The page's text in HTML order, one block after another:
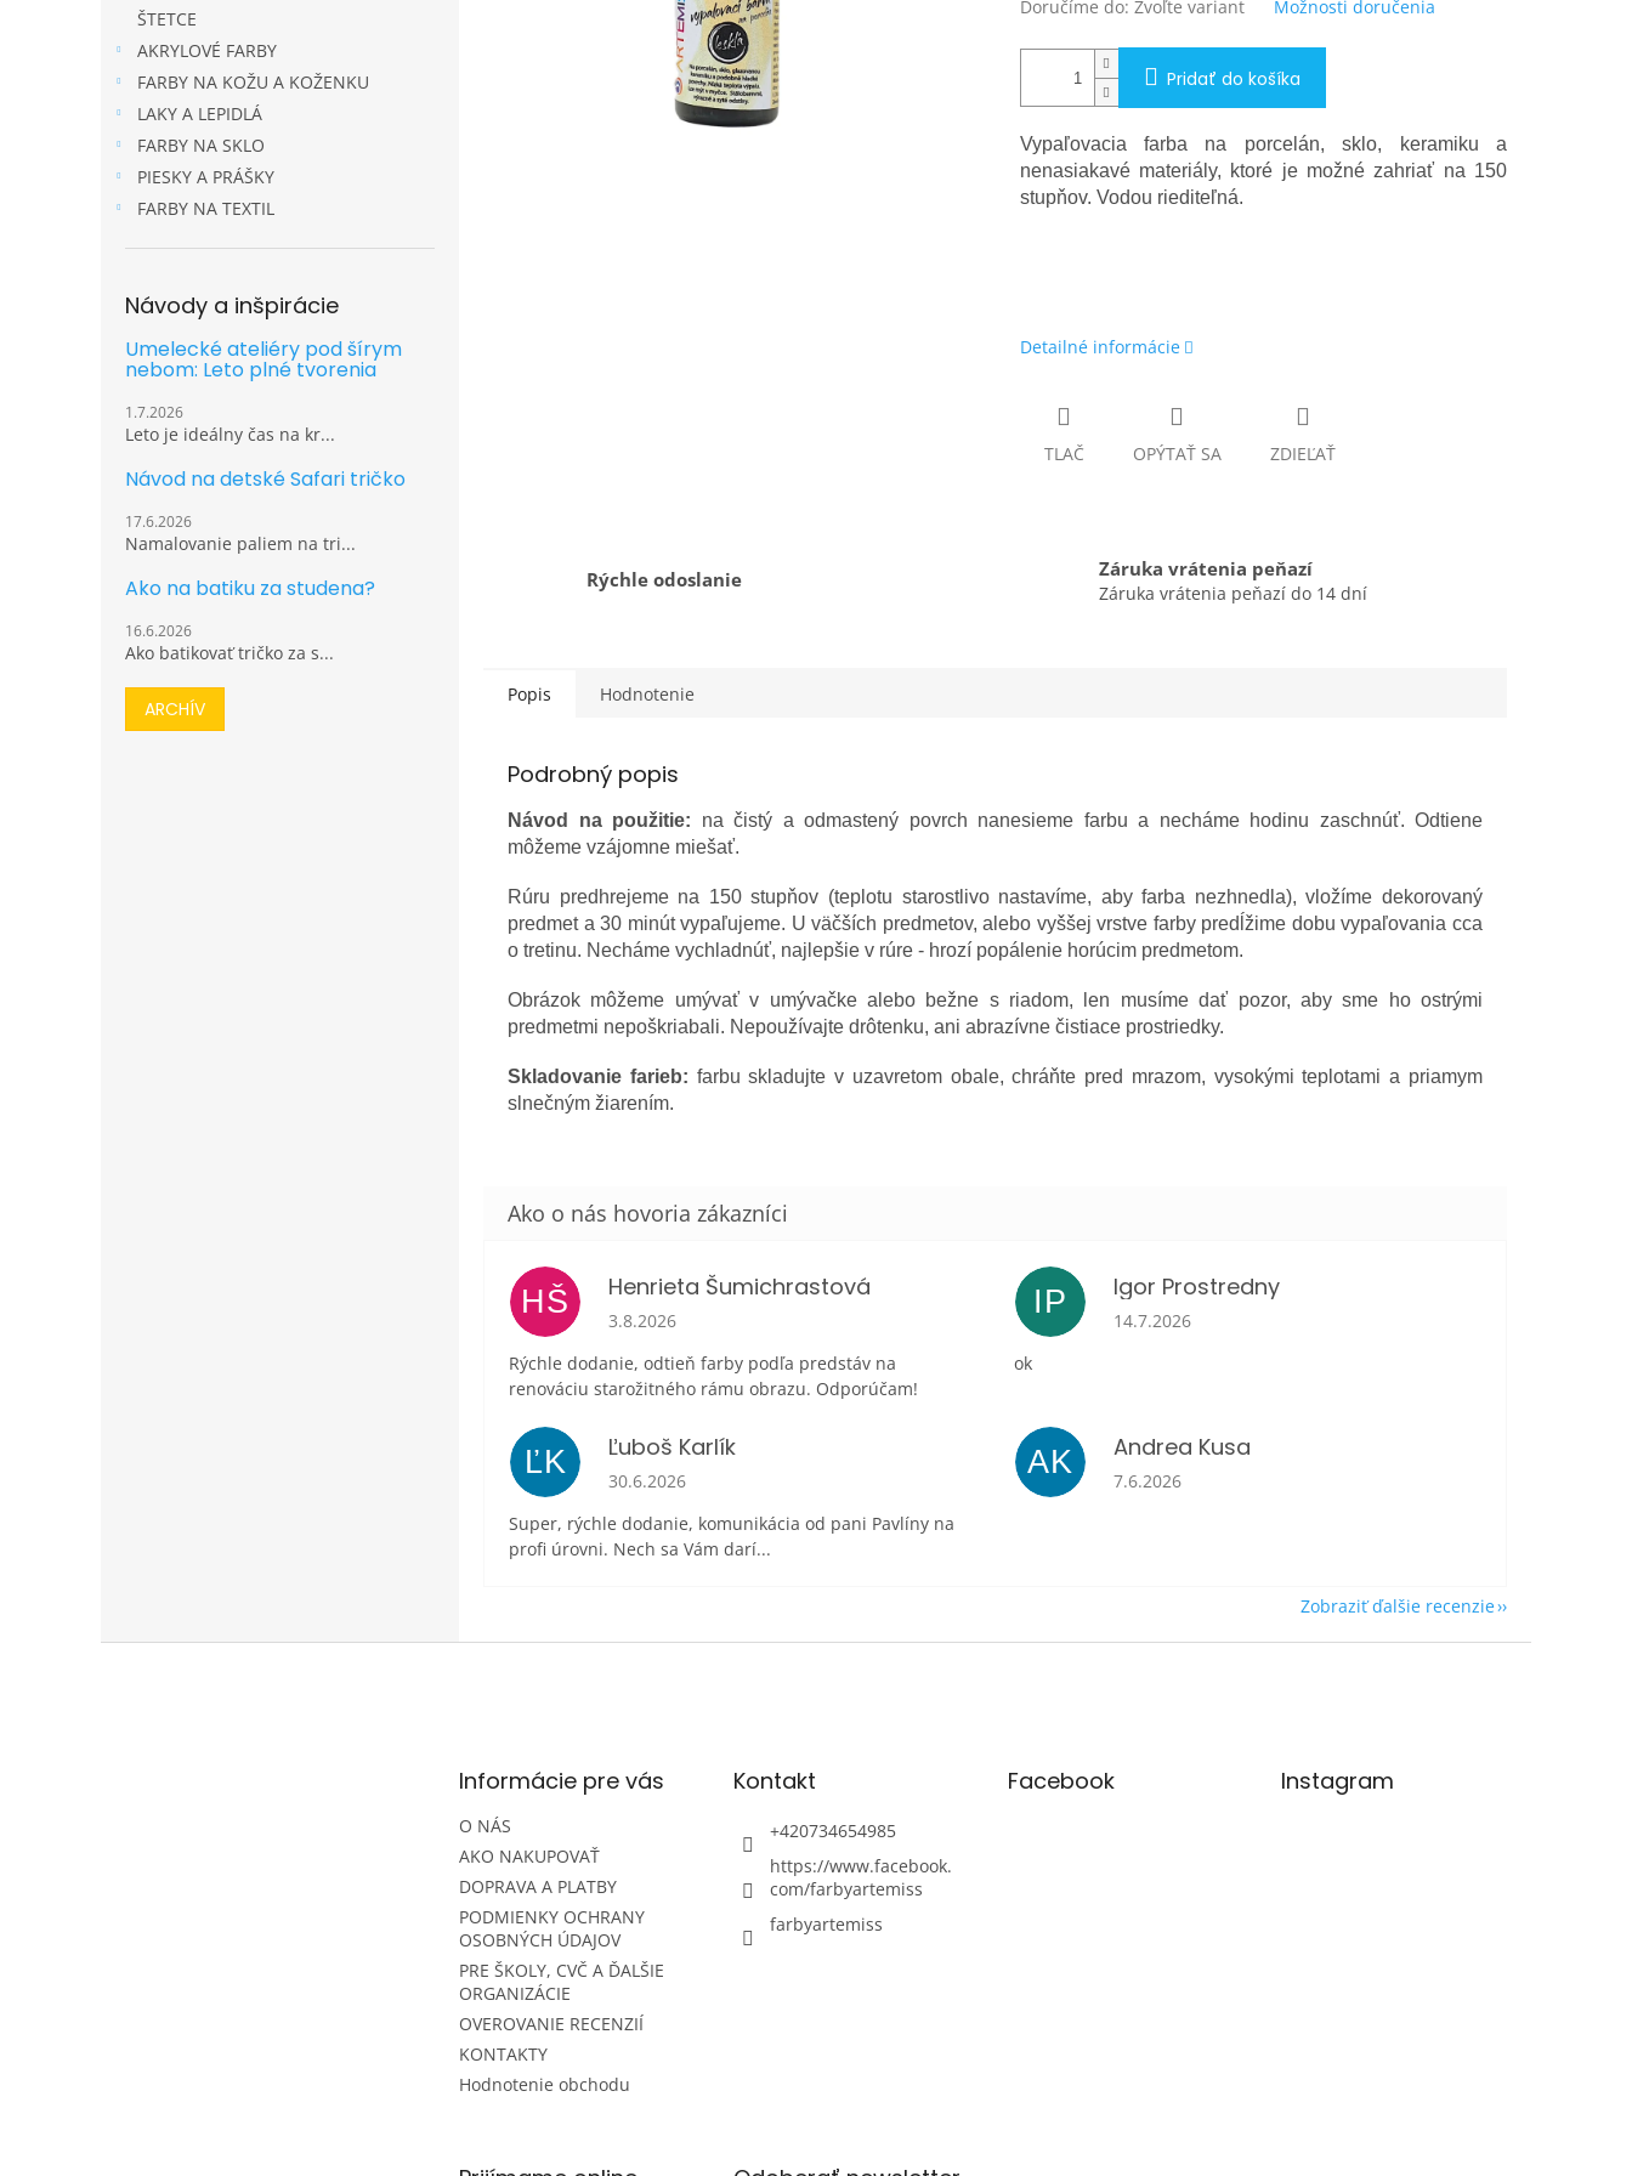
ŠTETCE
AKRYLOVÉ FARBY
FARBY NA KOŽU A KOŽENKU
LAKY A LEPIDLÁ
FARBY NA SKLO
PIESKY A PRÁŠKY
FARBY NA TEXTIL
Návody a inšpirácie
Umelecké ateliéry pod šírym
nebom: Leto plné tvorenia
1.7.2026
Leto je ideálny čas na kr...
Návod na detské Safari tričko
17.6.2026
Namalovanie paliem na tri...
Ako na batiku za studena?
16.6.2026
Ako batikovať tričko za s...
ARCHÍV
Doručíme do: Zvoľte variant Možnosti doručenia
Pridať do košíka
Vypaľovacia farba na porcelán, sklo, keramiku a
nenasiakavé materiály, ktoré je možné zahriať na 150
stupňov. Vodou riediteľná.
Detailné informácie
TLAČ OPÝTAŤ SA ZDIEĽAŤ
Rýchle odoslanie Záruka vrátenia peňazí
Záruka vrátenia peňazí do 14 dní
Popis Hodnotenie
Podrobný popis
Návod na použitie: na čistý a odmastený povrch nanesieme farbu a necháme hodinu zaschnúť. Odtiene
môžeme vzájomne miešať.
Rúru predhrejeme na 150 stupňov (teplotu starostlivo nastavíme, aby farba nezhnedla), vložíme dekorovaný
predmet a 30 minút vypaľujeme. U väčších predmetov, alebo vyššej vrstve farby predĺžime dobu vypaľovania cca
o tretinu. Necháme vychladnúť, najlepšie v rúre - hrozí popálenie horúcim predmetom.
Obrázok môžeme umývať v umývačke alebo bežne s riadom, len musíme dať pozor, aby sme ho ostrými
predmetmi nepoškriabali. Nepoužívajte drôtenku, ani abrazívne čistiace prostriedky.
Skladovanie farieb: farbu skladujte v uzavretom obale, chráňte pred mrazom, vysokými teplotami a priamym
slnečným žiarením.
HŠ Henrieta Šumichrastová
Hodnotenie obchodu je 5 z 5 hviezdičiek.
3.8.2026
Rýchle dodanie, odtieň farby podľa predstáv na
renováciu starožitného rámu obrazu. Odporúčam!
IP Igor Prostredny
Hodnotenie obchodu je 5 z 5 hviezdičiek.
14.7.2026
ok
ĽK Ľuboš Karlík
Hodnotenie obchodu je 5 z 5 hviezdičiek.
30.6.2026
Super, rýchle dodanie, komunikácia od pani Pavlíny na
profi úrovni. Nech sa Vám darí...
AK Andrea Kusa
Hodnotenie obchodu je 5 z 5 hviezdičiek.
7.6.2026
Zobraziť ďalšie recenzie
Informácie pre vás
O NÁS
AKO NAKUPOVAŤ
DOPRAVA A PLATBY
PODMIENKY OCHRANY
OSOBNÝCH ÚDAJOV
PRE ŠKOLY, CVČ A ĎALŠIE
ORGANIZÁCIE
OVEROVANIE RECENZIÍ
KONTAKTY
Hodnotenie obchodu
Kontakt
+420734654985
https://www.facebook.
com/farbyartemiss
farbyartemiss
Facebook Instagram